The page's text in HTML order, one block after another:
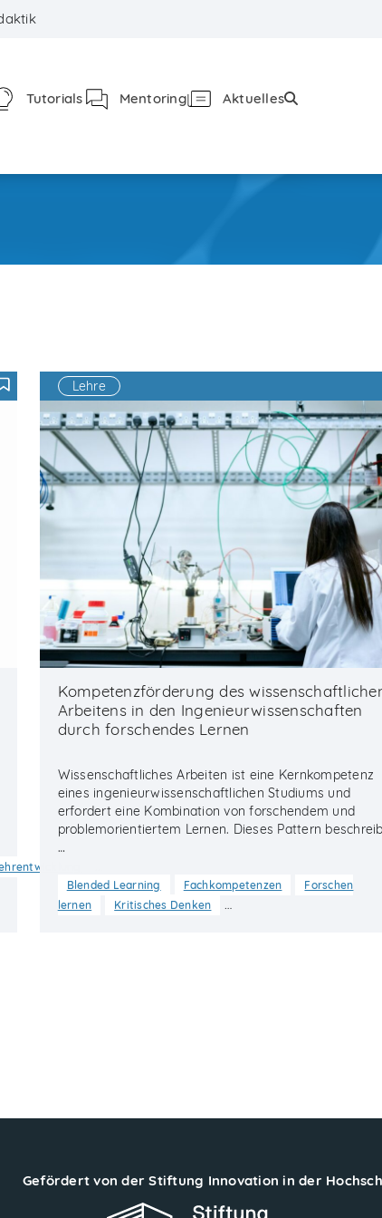
Tutorials Mentoring Aktuelles
F
Lehre
Kompetenzförderung des
Arbeitens in den Ingenieurwissenschaften
durch forschendes Lernen
Wissenschaftliches Arbeiten ist eine Kernkompetenz
eines ingenieurwissenschaftlichen Studiums und
erfordert eine Kombination von forschendem und
problemorientiertem Lernen. Dieses Pattern
…
Blended Learning Fachkompetenzen
Forschen
lernen
Kritisches Denken …
Gefördert von der Stiftung Innovation in der